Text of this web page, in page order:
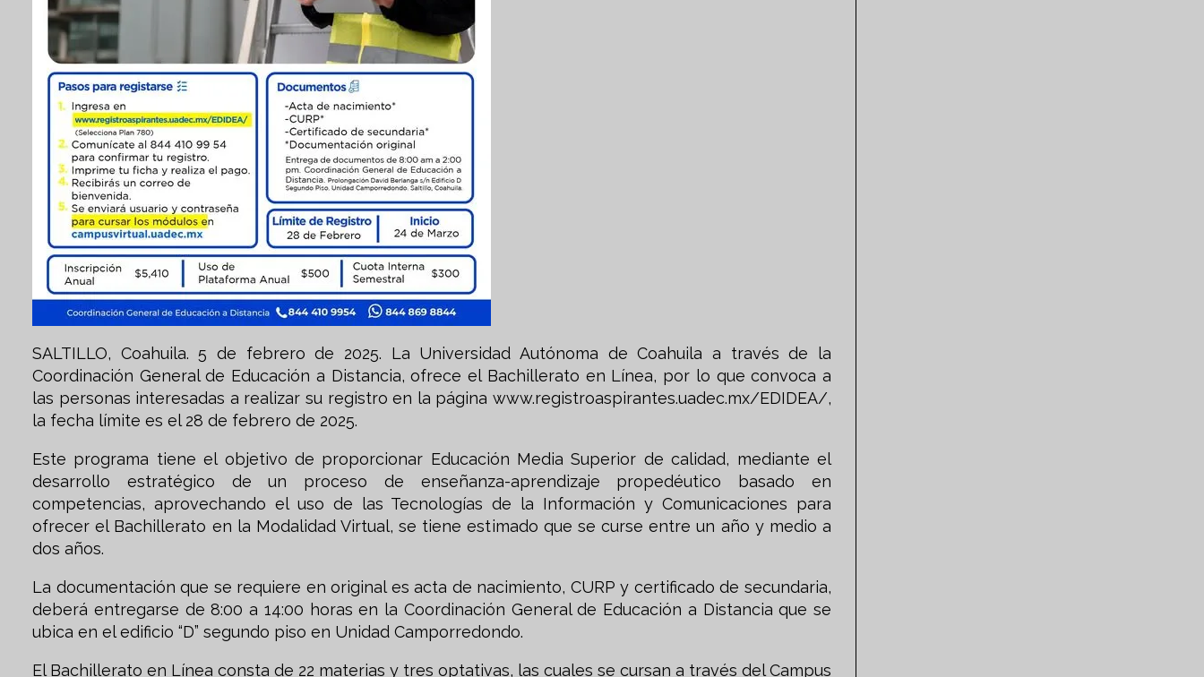
SALTILLO, Coahuila. 5 de febrero de 2025. La Universidad Autónoma de Coahuila a través de la
Coordinación General de Educación a Distancia, ofrece el Bachillerato en Línea, por lo que convoca a
las personas interesadas a realizar su registro en la página www.registroaspirantes.uadec.mx/EDIDEA/,
la fecha límite es el 28 de febrero de 2025.
Este programa tiene el objetivo de proporcionar Educación Media Superior de calidad, mediante el
desarrollo estratégico de un proceso de enseñanza-aprendizaje propedéutico basado en
competencias, aprovechando el uso de las Tecnologías de la Información y Comunicaciones para
ofrecer el Bachillerato en la Modalidad Virtual, se tiene estimado que se curse entre un año y medio a
dos años.
La documentación que se requiere en original es acta de nacimiento, CURP y certificado de secundaria,
deberá entregarse de 8:00 a 14:00 horas en la Coordinación General de Educación a Distancia que se
ubica en el edificio “D” segundo piso en Unidad Camporredondo.
El Bachillerato en Línea consta de 22 materias y tres optativas, las cuales se cursan a través del Campus